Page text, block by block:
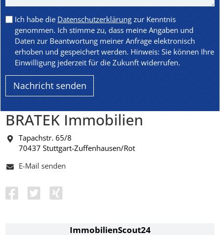
Ich habe dieDatenschutzerklärungzur Kenntnis
genommen. Ich stimme zu, dass meine Angaben und
Daten zur Beantwortung meiner Anfrage elektronisch
erhoben und gespeichert werden. Hinweis: Sie können Ihre
Einwilligung jederzeit für die Zukunft widerrufen.
BRATEK Immobilien
Tapachstr. 65/8
70437 Stuttgart-Zuffenhausen/Rot
E-Mail senden